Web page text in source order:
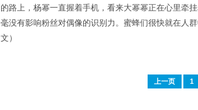
的路上，杨幂一直握着手机，看来大幂幂正在心里牵
毫没有影响粉丝对偶像的识别力。蜜蜂们很快就在人
文）
上一页 1